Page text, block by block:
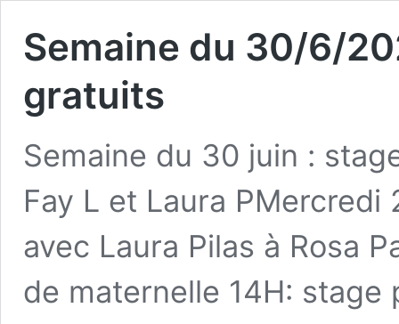
Semaine du 30/6/
gratuits
Semaine du 30 juin :
Fay L et Laura
avec Laura Pilas à Rosa
de maternelle 14H: stage